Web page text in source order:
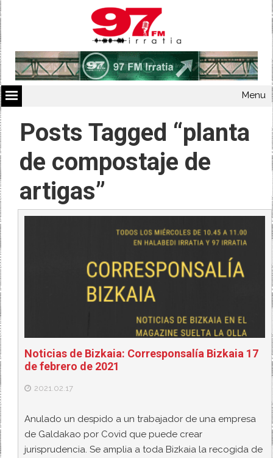
Menu
Posts Tagged “planta
de compostaje de
artigas”
Noticias de Bizkaia: Corresponsalía Bizkaia 17
de febrero de 2021
2021.02.17
Anulado un despido a un trabajador de una empresa
de Galdakao por Covid que puede crear
jurisprudencia. Se amplia a toda Bizkaia la recogida de